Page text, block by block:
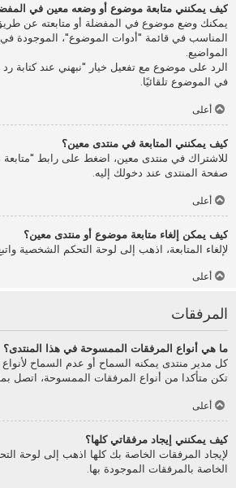
كيف يمكنني متابعة موضوع أو وضعه معين في
يمكنك وضع موضوع في المفضلة أو متابعته عن
المناسب في قائمة "أدوات الموضوع"،
المواضيع.
الرد على موضوع مع تفعيل خيار "نبهني عند كتابة
في الموضوع تلقائيًا.
أعلى
كيف يمكنني المتابعة في منتدى معين؟
للاشتراك في منتدى معين، اضغط على رابط
صفحة المنتدى عند دخولك إليه.
أعلى
كيف يمكن إلغاء متابعة موضوع أو منتدى معين؟
لإلغاء المتابعة، اذهب إلى لوحة التحكم الشخصية
أعلى
المرفقات
ما هي أنواع المرفقات الممسوحة في هذا المنتدى؟
كل مدير منتدى يمكنه السماح أو عدم السماح
تكن متأكدا من أنواع المرفقات الممسوحة، اتصل
أعلى
كيف يمكنني إيجاد مرفقاتي كلها؟
لإيجاد المرفقات الخاصة بك كلها اذهب إلى لوحة
الخاصة بالمرفقات الموجودة بها.